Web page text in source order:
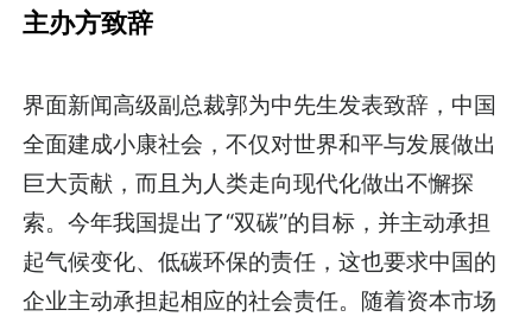
主办方致辞
界面新闻高级副总裁郭为中先生发表致辞，中国
全面建成小康社会，不仅对世界和平与发展做出
巨大贡献，而且为人类走向现代化做出不懈探
索。今年我国提出了“双碳”的目标，并主动承担
起气候变化、低碳环保的责任，这也要求中国的
企业主动承担起相应的社会责任。随着资本市场